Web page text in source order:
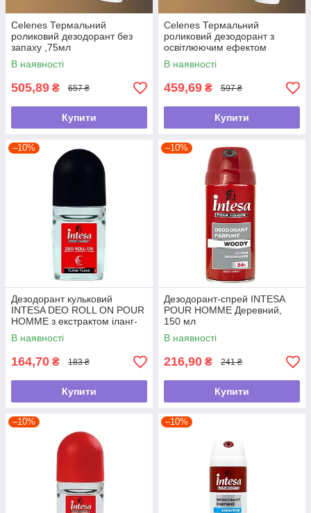
Celenes Термальний
роликовий дезодорант без
запаху ,75мл
В наявності
505,89 ₴ 657 ₴
Купити
Celenes Термальний
роликовий дезодорант з
освітлюючим ефектом
Storforsen, 75мл
В наявності
459,69 ₴ 597 ₴
Купити
–10%
Дезодорант кульковий
INTESA DEO ROLL ON POUR
HOMME з екстрактом іланг-
іланг, 50 мл
В наявності
164,70 ₴ 183 ₴
Купити
–10%
Дезодорант-спрей INTESA
POUR HOMME Деревний,
150 мл
В наявності
216,90 ₴ 241 ₴
Купити
–10% –10%